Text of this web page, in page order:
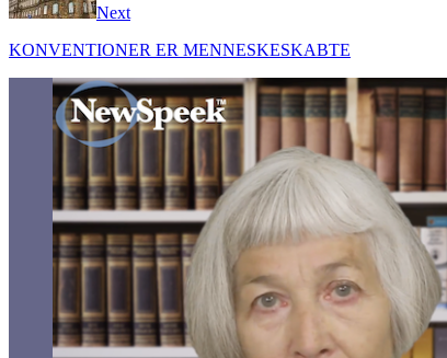
Next
KONVENTIONER ER MENNESKESKABTE